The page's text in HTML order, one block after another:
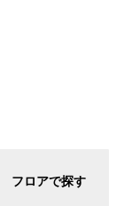
フロアで探す